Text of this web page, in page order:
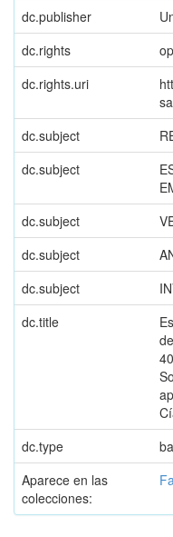
dc.publisher
dc.rights
dc.rights.uri
dc.subject
dc.subject
dc.subject
dc.subject
dc.subject
dc.title
dc.type
Aparece en las
colecciones: